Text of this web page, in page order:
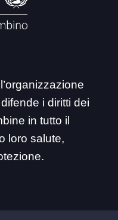
i diritti dei
in tutto il
loro salute,